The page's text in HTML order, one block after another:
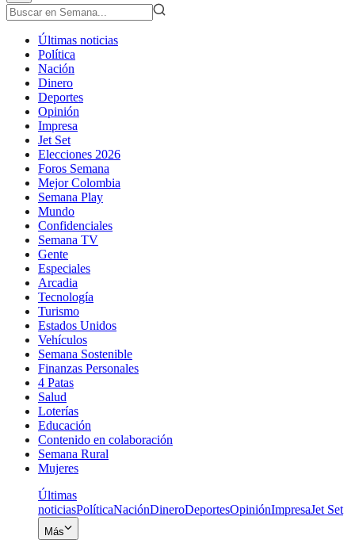
Últimas noticias
Política
Nación
Dinero
Deportes
Opinión
Impresa
Jet Set
Elecciones 2026
Foros Semana
Mejor Colombia
Semana Play
Mundo
Confidenciales
Semana TV
Gente
Especiales
Arcadia
Tecnología
Turismo
Estados Unidos
Vehículos
Semana Sostenible
Finanzas Personales
4 Patas
Salud
Loterías
Educación
Contenido en colaboración
Semana Rural
Mujeres
Últimas
noticiasPolíticaNaciónDineroDeportesOpiniónImpresaJet Set
Más